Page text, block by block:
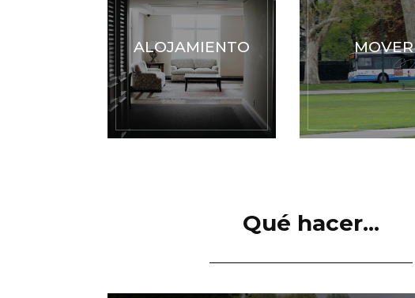
ALOJAMIENTO MOVER
Qué hacer...